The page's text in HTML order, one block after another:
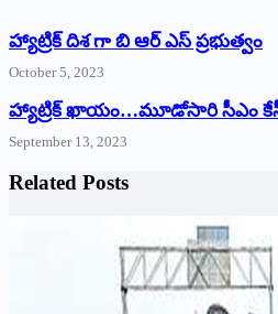
హ్యాట్రిక్ దిశ గా బి ఆర్ ఎస్ ప్రభుత్వం
October 5, 2023
హ్యాట్రిక్‌ ‌ఖాయం…మూడోసారి సీఎం
September 13, 2023
Related Posts